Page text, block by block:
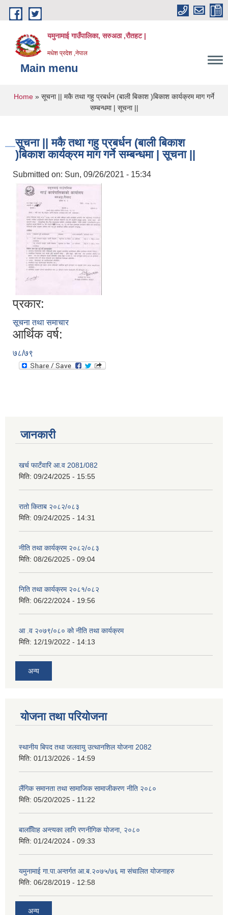
Skip to main content
यमुनामाई गाउँपालिका, सरुअठा ,रौतहट |
मधेश प्रदेश ,नेपाल
Main menu
You are here
Home » सूचना || मकै तथा गहु प्रबर्धन (बाली बिकाश )बिकाश कार्यक्रम माग गर्ने
सम्बन्धमा | सूचना ||
सूचना || मकै तथा गहु प्रबर्धन (बाली बिकाश
)बिकाश कार्यक्रम माग गर्ने सम्बन्धमा | सूचना ||
Submitted on: Sun, 09/26/2021 - 15:34
प्रकार:
सूचना तथा समाचार
आर्थिक वर्ष:
७८/७९
जानकारी
खर्च फाटँवारि आ.व 2081/082
मिति: 09/24/2025 - 15:55
रातो किताब २०८२/०८३
मिति: 09/24/2025 - 14:31
नीति तथा कार्यक्रम २०८२/०८३
मिति: 08/26/2025 - 09:04
निति तथा कार्यक्रम २०८१/०८२
मिति: 06/22/2024 - 19:56
आ .व २०७९/०८० को नीति तथा कार्यक्रम
मिति: 12/19/2022 - 14:13
अन्य
योजना तथा परियोजना
स्थानीय बिपद तथा जलवायु उत्थानशिल योजना 2082
मिति: 01/13/2026 - 14:59
लैंगिक समानता तथा सामाजिक सामाजीकरण नीति २०८०
मिति: 05/20/2025 - 11:22
बालवििाह अन्त्यका लागि रणनीगिक योजना, २०८०
मिति: 01/24/2024 - 09:33
यमुनामाई गा.पा.अन्तर्गत आ.ब.२०७५/७६ मा संचालित योजनाहरु
मिति: 06/28/2019 - 12:58
अन्य